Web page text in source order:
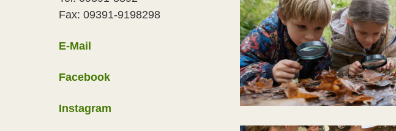
Fax: 09391-9198298
E-Mail
Facebook
Instagram